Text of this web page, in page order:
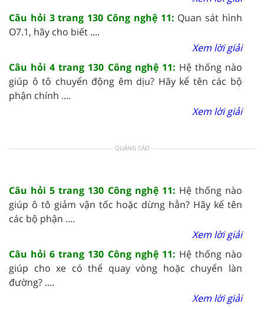
Câu hỏi 3 trang 130 Công nghệ 11: Quan sát hình
O7.1, hãy cho biết ....
Xem lời giải
Câu hỏi 4 trang 130 Công nghệ 11: Hệ thống nào
giúp ô tô chuyển động êm dịu? Hãy kể tên các bộ
phận chính ....
Xem lời giải
QUẢNG CÁO
Câu hỏi 5 trang 130 Công nghệ 11: Hệ thống nào
giúp ô tô giảm vận tốc hoặc dừng hẳn? Hãy kể tên
các bộ phận ....
Xem lời giải
Câu hỏi 6 trang 130 Công nghệ 11: Hệ thống nào
giúp cho xe có thể quay vòng hoặc chuyển làn
đường? ....
Xem lời giải